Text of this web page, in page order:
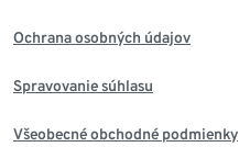
Ochrana osobných údajov
Spravovanie súhlasu
Všeobecné obchodné podmienky